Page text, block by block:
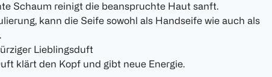
Schaum reinigt die beanspruchte Haut sanft.
kann die Seife sowohl als Handseife wie auch als
Lieblingsduft
klärt den Kopf und gibt neue Energie.